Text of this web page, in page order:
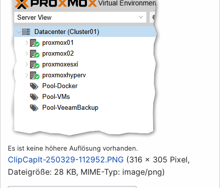
Es ist keine höhere Auflösung vorhanden.
ClipCapIt-250329-112952.PNG (316 × 305 Pixel,
Dateigröße: 28 KB, MIME-Typ: image/png)